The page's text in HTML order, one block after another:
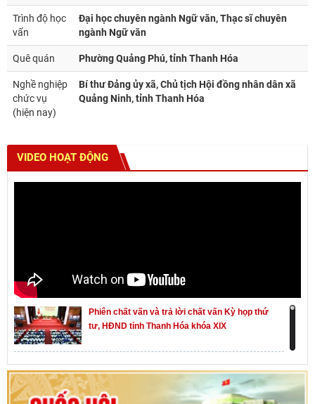
Trình độ học
vấn
Đại học chuyên ngành Ngữ văn, Thạc sĩ chuyên
ngành Ngữ văn
Quê quán Phường Quảng Phú, tỉnh Thanh Hóa
Nghề nghiệp
chức vụ
(hiện nay)
Bí thư Đảng ủy xã, Chủ tịch Hội đồng nhân dân xã
Quảng Ninh, tỉnh Thanh Hóa
VIDEO HOẠT ĐỘNG
Phiên chất vấn và trả lời chất vấn Kỳ họp thứ
tư, HĐND tỉnh Thanh Hóa khóa XIX
Khai mạc kỳ họp thứ Nhất, Quốc hội khóa XVI